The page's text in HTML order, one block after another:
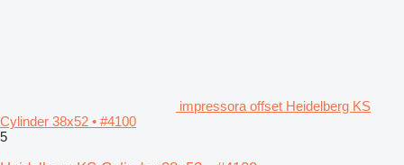
impressora offset Heidelberg KS
Cylinder 38x52 • #4100
5